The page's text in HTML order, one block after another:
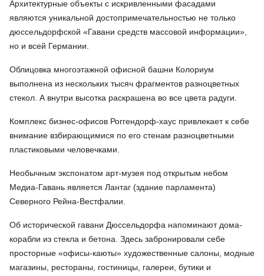
Архитектурные объекты с искривленными фасадами
являются уникальной достопримечательностью не только
дюссельдорфской «Гавани средств массовой информации»,
но и всей Германии.
Облицовка многоэтажной офисной башни Колориум
выполнена из нескольких тысяч фрагментов разноцветных
стекол. А внутри высотка раскрашена во все цвета радуги.
Комплекс бизнес-офисов Роггендорф-хаус привлекает к себе
внимание взбирающимися по его стенам разноцветными
пластиковыми человечками.
Необычным экспонатом арт-музея под открытым небом
Медиа-Гавань является Лантаг (здание парламента)
Северного Рейна-Вестфалии.
Об исторической гавани Дюссельдорфа напоминают дома-
корабли из стекла и бетона. Здесь забронировали себе
просторные «офисы-каюты» художественные салоны, модные
магазины, рестораны, гостиницы, галереи, бутики и